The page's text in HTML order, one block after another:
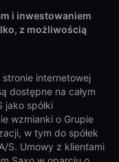
i inwestowaniem
z możliwością
internetowej
dostępne na całym
jako spółki
wzmianki o Grupie
w tym do spółek
S. Umowy z klientami